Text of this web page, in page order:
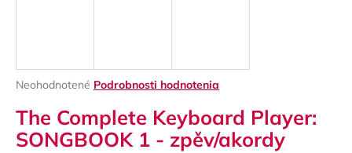
Priemerné
produktu
je
0,0
Neohodnotené Podrobnosti hodnotenia
The Complete Keyboard Player:
SONGBOOK 1 - zpěv/akordy
ť